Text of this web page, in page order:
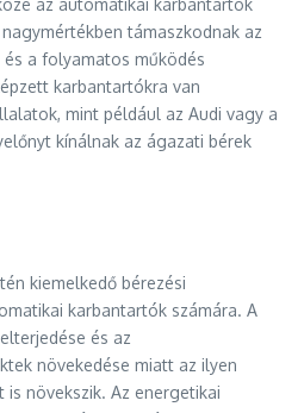
az automatikai karbantartók
támaszkodnak az
a folyamatos működés
karbantartókra van
mint például az Audi vagy a
kínálnak az ágazati bérek
kiemelkedő bérezési
karbantartók számára. A
és az
növekedése miatt az ilyen
is növekszik. Az energetikai